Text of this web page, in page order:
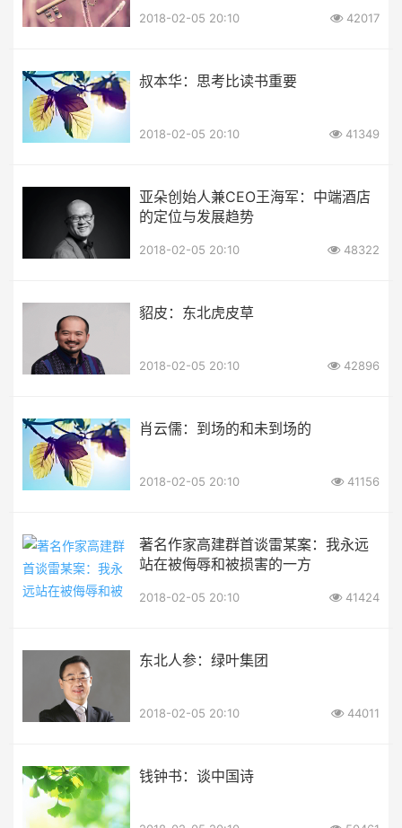
2018-02-05 20:10 42017
叔本华：思考比读书重要
2018-02-05 20:10 41349
亚朵创始人兼CEO王海军：中端酒店
的定位与发展趋势
2018-02-05 20:10 48322
貂皮：东北虎皮草
2018-02-05 20:10 42896
肖云儒：到场的和未到场的
2018-02-05 20:10 41156
著名作家高建群首谈雷某案：我永远
站在被侮辱和被损害的一方
2018-02-05 20:10 41424
东北人参：绿叶集团
2018-02-05 20:10 44011
钱钟书：谈中国诗